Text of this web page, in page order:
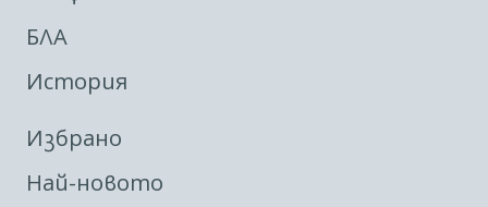
БЛА
История
Избрано
Най-новото